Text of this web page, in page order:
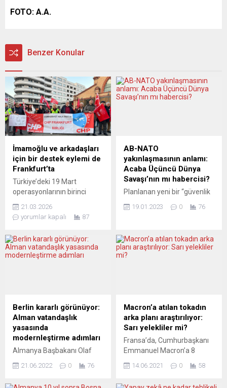
FOTO: A.A.
Benzer Konular
İmamoğlu ve arkadaşları
için bir destek eylemi de
Frankfurt’ta
Türkiye’deki 19 Mart
operasyonlarının birinci
demokrasi ve özgürlük
eylemi de “Kurtuluş yok tek
hiçbirimiz!” sloganları
eşliğinde yapıldı. İstanbul
arkadaşlarına yönelik 19
Mart operasyonlarının
yıldönümünde Almanya’nın
çeşitli kentlerinde de
protesto ve dayanışma
etkinlikleri...
21.03.2026
yorumlar kapalı
87
AB-NATO
yakınlaşmasının anlamı:
Acaba Üçüncü Dünya
Savaşı’nın mı habercisi?
Planlanan yeni bir “güvenlik
tarafından NATO’nun
kavramı “nükleer katılımı” da
içeriyor. Dolayısıyla da ABD
Ukrayna savaşındaki nükleer
tehlike hafife mi alınıyor?
Böyle bir ”güvenlik stratejisi”
varsa, bu mutlaka
reddedilmelidir. Exeter
Üniversitesi’ndeki Stratejik
ve...
19.01.2023 0 76
Berlin kararlı görünüyor:
Alman vatandaşlık
yasasında
modernleştirme adımları
Almanya Başbakanı Olaf
vatandaşlık yasasını
21.06.2022 0 76
Macron’a atılan tokadın
arka planı araştırılıyor:
Sarı yelekliler mi?
Fransa’da, Cumhurbaşkanı
Emmanuel Macron’a 8
l’Hermitage kentini ziyareti
14.06.2021 0 58